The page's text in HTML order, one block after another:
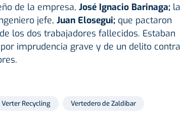
de la empresa, José Ignacio Barinaga; la
jefe, Juan Elosegui;que pactaron
los dos trabajadores fallecidos. Estaban
imprudencia grave y de un delito contra
Verter Recycling Vertedero de Zaldibar